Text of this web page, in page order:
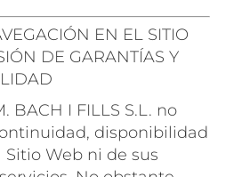
EN EL SITIO
DE GARANTÍAS Y
BACH I FILLS S.L. no
disponibilidad
Web ni de sus